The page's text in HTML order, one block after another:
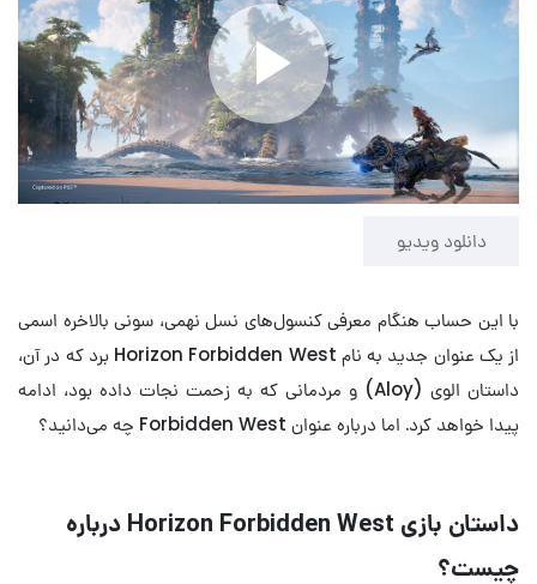
Play
دانلود ویدیو
با این حساب هنگام معرفی کنسول‌های نسل نهمی، سونی بالاخره اسمی
از یک عنوان جدید به نام Horizon Forbidden West برد که در آن،
داستان الوی (Aloy) و مردمانی که به زحمت نجات داده بود، ادامه
پیدا خواهد کرد. اما درباره عنوان Forbidden West چه می‌دانید؟
داستان بازی Horizon Forbidden West درباره
چیست؟